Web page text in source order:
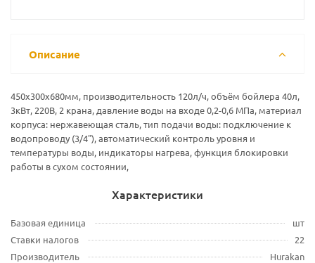
Описание
450x300x680мм, производительность 120л/ч, объём бойлера 40л,
3кВт, 220В, 2 крана, давление воды на входе 0,2-0,6 МПа, материал
корпуса: нержавеющая сталь, тип подачи воды: подключение к
водопроводу (3/4"), автоматический контроль уровня и
температуры воды, индикаторы нагрева, функция блокировки
работы в сухом состоянии,
Характеристики
Базовая единица
шт
Ставки налогов
22
Производитель
Hurakan